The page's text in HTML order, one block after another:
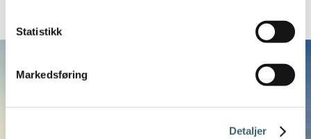
Statistikk
Markedsføring
Detaljer